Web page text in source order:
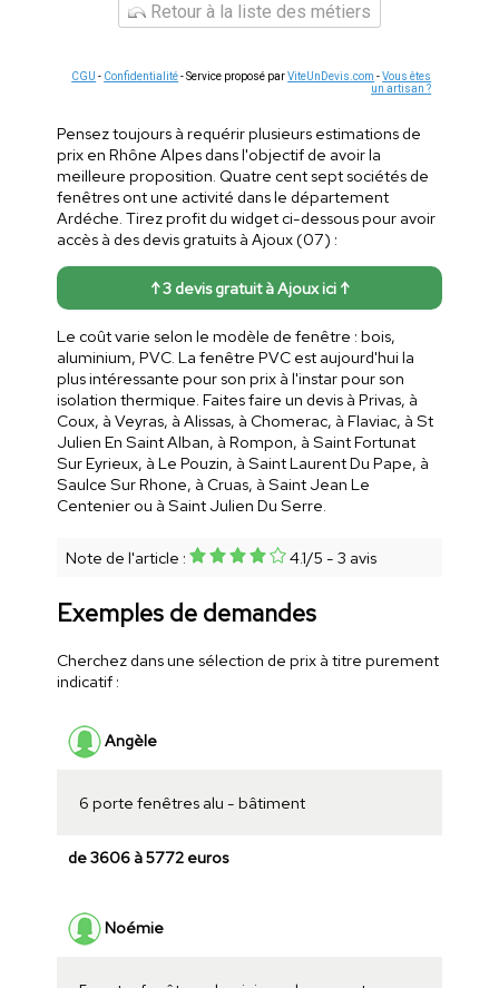
Retour à la liste des métiers
CGU - Confidentialité- Service proposé parViteUnDevis.com -Vous êtes
un artisan ?
Pensez toujours à requérir plusieurs estimations de
prix en Rhône Alpes dans l'objectif de avoir la
meilleure proposition. Quatre cent sept sociétés de
fenêtres ont une activité dans le département
Ardéche. Tirez profit du widget ci-dessous pour avoir
accès à des devis gratuits à Ajoux (07) :
↑ 3 devis gratuit à Ajoux ici ↑
Le coût varie selon le modèle de fenêtre : bois,
aluminium, PVC. La fenêtre PVC est aujourd'hui la
plus intéressante pour son prix à l'instar pour son
isolation thermique. Faites faire un devis à Privas, à
Coux, à Veyras, à Alissas, à Chomerac, à Flaviac, à St
Julien En Saint Alban, à Rompon, à Saint Fortunat
Sur Eyrieux, à Le Pouzin, à Saint Laurent Du Pape, à
Saulce Sur Rhone, à Cruas, à Saint Jean Le
Centenier ou à Saint Julien Du Serre.
Note de l'article : 4.1/5 - 3 avis
Exemples de demandes
Cherchez dans une sélection de prix à titre purement
indicatif :
Angèle
6 porte fenêtres alu - bâtiment
de 3606 à 5772 euros
Noémie